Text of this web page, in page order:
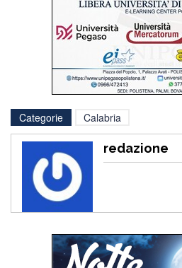
Categorie Calabria
redazione